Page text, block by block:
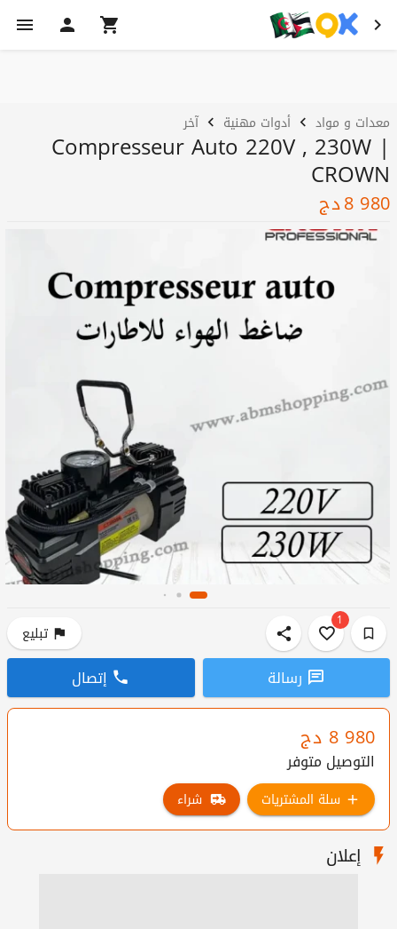
معدات و مواد أدوات مهنية آخر
Compresseur Auto 220V , 230W |
CROWN
8 980دج
1
تبليع
رسالة إتصال
8 980 دج
التوصيل متوفر
سلة المشتريات شراء
إعلان